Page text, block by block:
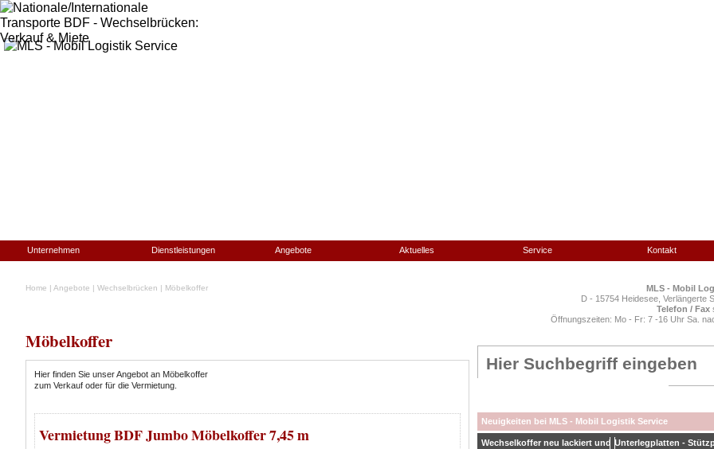
Unternehmen Dienstleistungen Angebote Aktuelles Service Kontakt
Home | Angebote | Wechselbrücken | Möbelkoffer
Möbelkoffer
Hier finden Sie unser Angebot an Möbelkoffer
zum Verkauf oder für die Vermietung.
Vermietung BDF Jumbo Möbelkoffer 7,45 m
MLS - Mobil L
D - 15754 Heidesee, Verlängerte
Telefon / Fax
Öffnungszeiten: Mo - Fr: 7 -16 Uhr Sa.
Neuigkeiten bei MLS - Mobil Logistik Service
Wechselkoffer neu lackiert und Unterlegplatten -